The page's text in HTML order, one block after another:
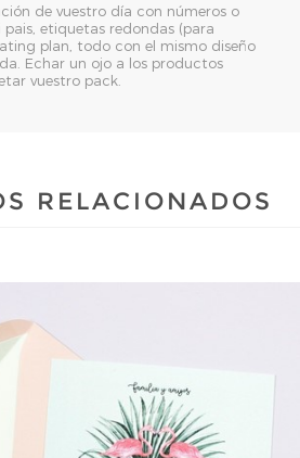
de vuestro día con números o
pais, etiquetas redondas (para
plan, todo con el mismo diseño
Echar un ojo a los productos
vuestro pack.
RELACIONADOS